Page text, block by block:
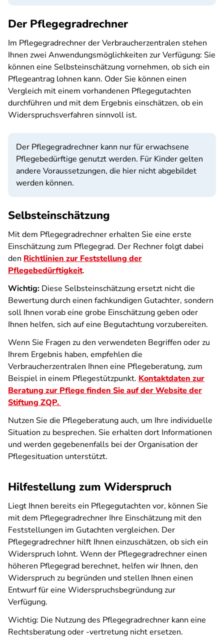
Der Pflegegradrechner
Im Pflegegradrechner der Verbraucherzentralen stehen
Ihnen zwei Anwendungsmöglichkeiten zur Verfügung: Sie
können eine Selbsteinschätzung vornehmen, ob sich ein
Pflegeantrag lohnen kann. Oder Sie können einen
Vergleich mit einem vorhandenen Pflegegutachten
durchführen und mit dem Ergebnis einschätzen, ob ein
Widerspruchsverfahren sinnvoll ist.
Der Pflegegradrechner kann nur für erwachsene
Pflegebedürftige genutzt werden. Für Kinder gelten
andere Voraussetzungen, die hier nicht abgebildet
werden können.
Selbsteinschätzung
Mit dem Pflegegradrechner erhalten Sie eine erste
Einschätzung zum Pflegegrad. Der Rechner folgt dabei
den Richtlinien zur Feststellung der
Pflegebedürftigkeit.
Wichtig: Diese Selbsteinschätzung ersetzt nicht die
Bewertung durch einen fachkundigen Gutachter, sondern
soll Ihnen vorab eine grobe Einschätzung geben oder
Ihnen helfen, sich auf eine Begutachtung vorzubereiten.
Wenn Sie Fragen zu den verwendeten Begriffen oder zu
Ihrem Ergebnis haben, empfehlen die
Verbraucherzentralen Ihnen eine Pflegeberatung, zum
Beispiel in einem Pflegestützpunkt. Kontaktdaten zur
Beratung zur Pflege finden Sie auf der Website der
Stiftung ZQP.
Nutzen Sie die Pflegeberatung auch, um Ihre individuelle
Situation zu besprechen. Sie erhalten dort Informationen
und werden gegebenenfalls bei der Organisation der
Pflegesituation unterstützt.
Hilfestellung zum Widerspruch
Liegt Ihnen bereits ein Pflegegutachten vor, können Sie
mit dem Pflegegradrechner Ihre Einschätzung mit den
Feststellungen im Gutachten vergleichen. Der
Pflegegradrechner hilft Ihnen einzuschätzen, ob sich ein
Widerspruch lohnt. Wenn der Pflegegradrechner einen
höheren Pflegegrad berechnet, helfen wir Ihnen, den
Widerspruch zu begründen und stellen Ihnen einen
Entwurf für eine Widerspruchsbegründung zur
Verfügung.
Wichtig: Die Nutzung des Pflegegradrechner kann eine
Rechtsberatung oder -vertretung nicht ersetzen.